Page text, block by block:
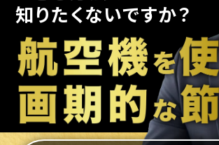
知りたくないですか？